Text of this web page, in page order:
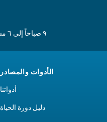
الأدوات والمصادر
أدواتنا
دليل دورة الحياة